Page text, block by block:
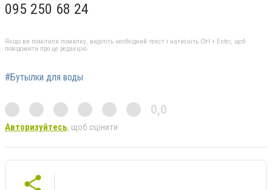
095 250 68 24
Якщо ви помітили помилку, виділіть необхідний текст і натисніть Ctrl + Enter, щоб
повідомити про це редакцію
#Бутылки для воды
0,0
Авторизуйтесь, щоб оцінити